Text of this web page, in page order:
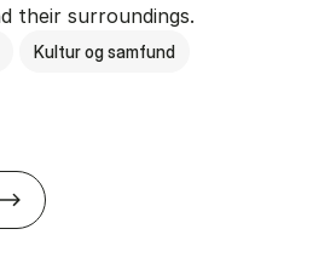
their surroundings.
Kultur og samfund
BSc in Busi­ness Ad­min­is­tra­tion